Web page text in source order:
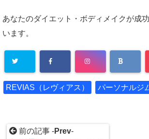
あなたのダイエット・ボディメイクが成
います。
REVIAS（レヴィアス） パーソナルジ
前の記事 -Prev-